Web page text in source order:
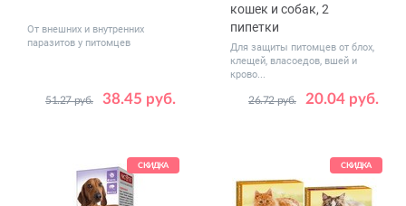
От внешних и внутренних
паразитов у питомцев
38.45 руб.
51.27 руб.
кошек и собак, 2
пипетки
Для защиты питомцев от блох,
клещей, власоедов, вшей и
крово...
20.04 руб.
26.72 руб.
Вес
до 4
от 10 до 25
СКИДКА СКИДКА